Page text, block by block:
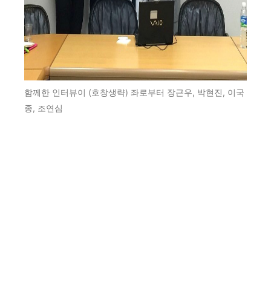
함께한 인터뷰이 (호창생략) 좌로부터 장근우, 박현진, 이국
종, 조연심